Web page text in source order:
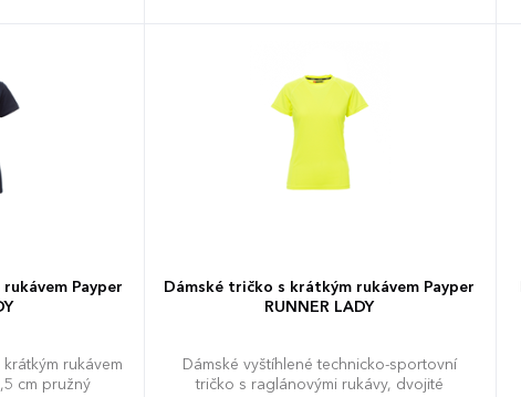
Payper
rukávem
cm pružný
Dámské tričko s krátkým rukávem Payper
RUNNER LADY
Dámské vyštíhlené technicko-sportovní
tričko s raglánovými rukávy, dvojité